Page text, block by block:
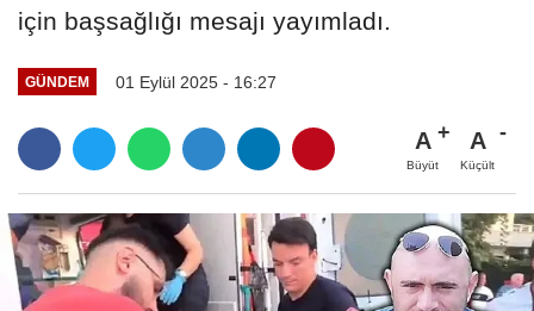
için başsağlığı mesajı yayımladı.
GÜNDEM 01 Eylül 2025 - 16:27
A
Büyüt
A
Küçült